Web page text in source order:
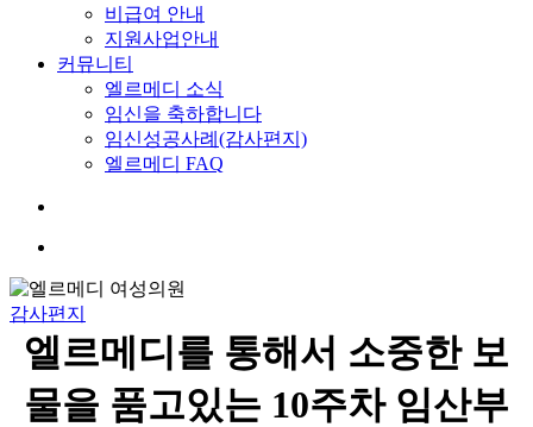
비급여 안내
지원사업안내
커뮤니티
엘르메디 소식
임신을 축하합니다
임신성공사례(감사편지)
엘르메디 FAQ
감사편지
엘르메디를 통해서 소중한 보
물을 품고있는 10주차 임산부